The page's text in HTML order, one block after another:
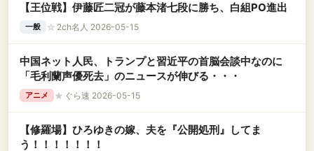
【王位戦】伊藤匠二冠が藤本渚七段に勝ち、白組PO進出
一般 ☆ 2ch名人 2026-05-15
中国ネット人民、トランプと習近平の首脳会談中なのに
「毛利蘭声優死去」のニュースが伸びる・・・
アニメ ★ ぐら速 2026-05-15
【修羅場】ひろゆきの嫁、夫を『公開処刑』してま
う！！！！！！！